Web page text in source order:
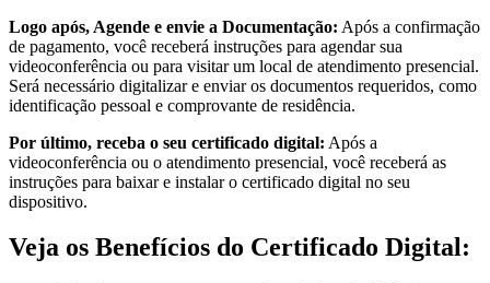
Logo após, Agende e envie a Documentação: Após a confirmação
de pagamento, você receberá instruções para agendar sua
videoconferência ou para visitar um local de atendimento presencial.
Será necessário digitalizar e enviar os documentos requeridos, como
identificação pessoal e comprovante de residência.
Por último, receba o seu certificado digital: Após a
videoconferência ou o atendimento presencial, você receberá as
instruções para baixar e instalar o certificado digital no seu
dispositivo.
Veja os Benefícios do Certificado Digital: